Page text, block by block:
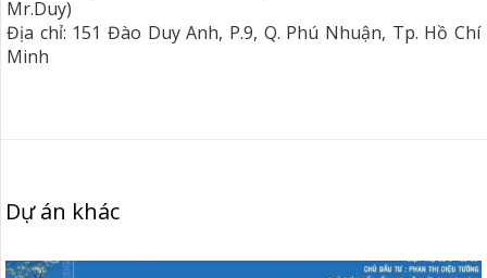
Mr.Duy)
Địa chỉ: 151 Đào Duy Anh, P.9, Q. Phú Nhuận, Tp. Hồ Chí
Minh
Dự án khác